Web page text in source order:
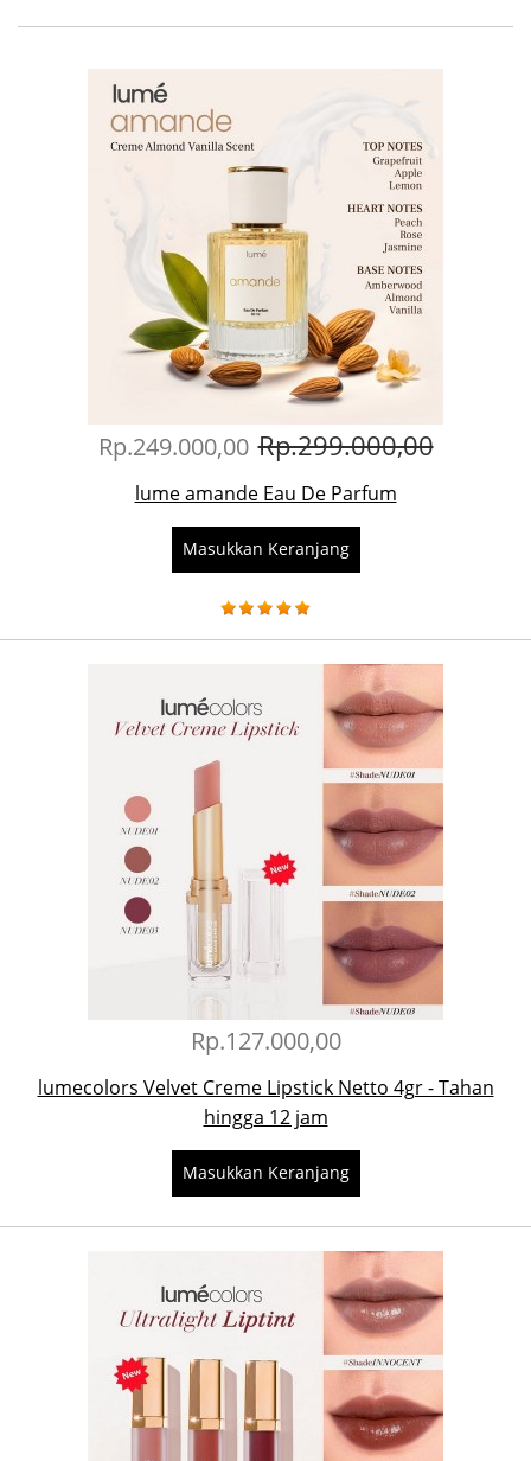
Rp.249.000,00 Rp.299.000,00
lume amande Eau De Parfum
Masukkan Keranjang
Rp.127.000,00
lumecolors Velvet Creme Lipstick Netto 4gr - Tahan
hingga 12 jam
Masukkan Keranjang